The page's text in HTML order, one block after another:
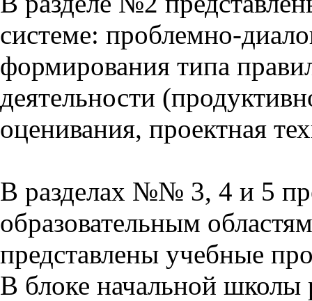
системе: проблемно-
формирования типа
деятельности
оценивания, проектная
В разделах №№ 3, 4 и 5
образовательным
представлены учебные
В блоке начальной школы